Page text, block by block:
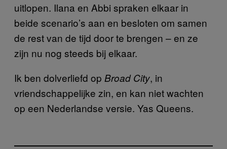
uitlopen. Ilana en Abbi spraken elkaar in
beide scenario’s aan en besloten om samen
de rest van de tijd door te brengen – en ze
zijn nu nog steeds bij elkaar.
Ik ben dolverliefd op Broad City, in
vriendschappelijke zin, en kan niet wachten
op een Nederlandse versie. Yas Queens.